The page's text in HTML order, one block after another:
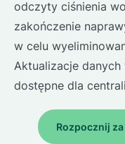
odczyty ciśnienia
zakończenie
w celu
Aktualizacje
dostępne dla
Rozpocznij